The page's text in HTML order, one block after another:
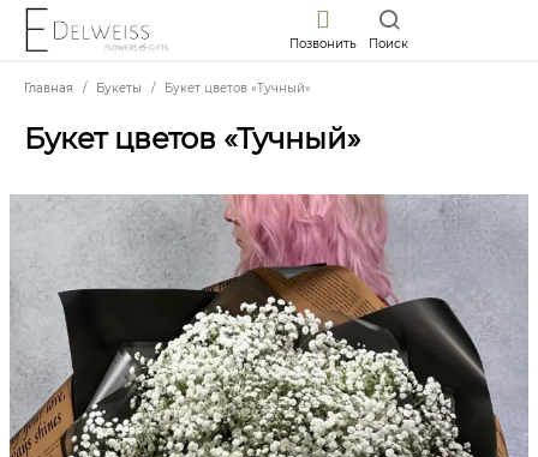
Позвонить Поиск
Главная Букеты Букет цветов «Тучный»
Букет цветов «Тучный»